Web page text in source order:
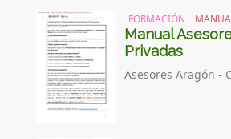
FORMACIÓN
Manual
Privadas
Asesores Aragón -